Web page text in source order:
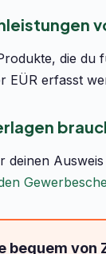
die du
EÜR erfasst
deinen
bequem von